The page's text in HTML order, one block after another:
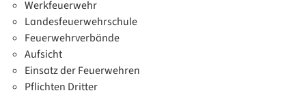
Werkfeuerwehr
Landesfeuerwehrschule
Feuerwehrverbände
Aufsicht
Einsatz der Feuerwehren
Pflichten Dritter